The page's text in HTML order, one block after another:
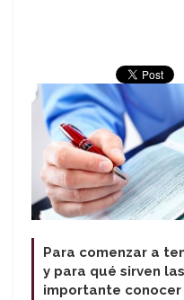
Para comenzar a
y para qué sirven
importante